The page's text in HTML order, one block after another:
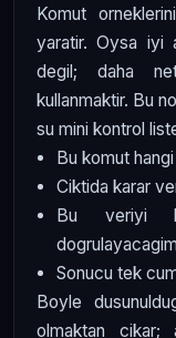
Komut
yaratir. Oysa iyi
degil; daha
kullanmaktir. Bu
su mini kontrol
Bu komut
Ciktida karar
Bu veriyi
Sonucu tek
Boyle
olmaktan cikar;